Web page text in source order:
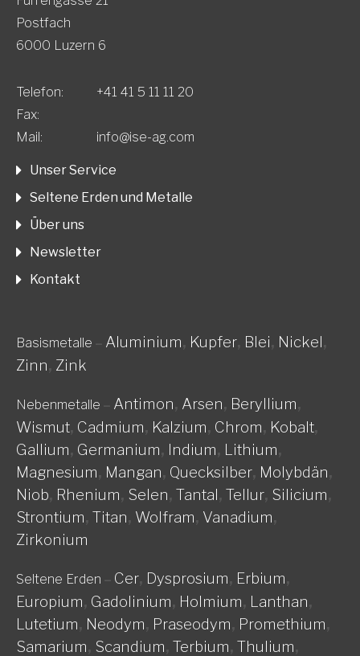
Postfach
6000 Luzern 6
Telefon:
+41 41 5 11 11 20
Fax:
Mail:
info@ise-ag.com
Unser Service
Seltene Erden und Metalle
Über uns
Newsletter
Kontakt
Basismetalle – Aluminium, Kupfer, Blei, Nickel,
Zinn, Zink
Nebenmetalle – Antimon, Arsen, Beryllium,
Wismut, Cadmium, Kalzium, Chrom, Kobalt,
Gallium, Germanium, Indium, Lithium,
Magnesium, Mangan, Quecksilber, Molybdän,
Niob, Rhenium, Selen, Tantal, Tellur, Silicium,
Strontium, Titan, Wolfram, Vanadium,
Zirkonium
Seltene Erden – Cer, Dysprosium, Erbium,
Europium, Gadolinium, Holmium, Lanthan,
Lutetium, Neodym, Praseodym, Promethium,
Samarium, Scandium, Terbium, Thulium,